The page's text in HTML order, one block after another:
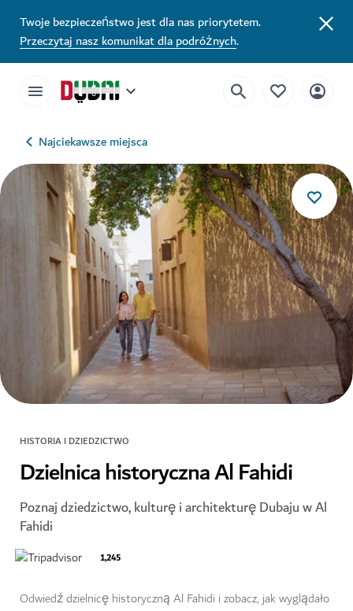
Twoje bezpieczeństwo jest dla nas priorytetem.
Przeczytaj nasz komunikat dla podróżnych.
Najciekawsze miejsca
HISTORIA I DZIEDZICTWO
Dzielnica historyczna Al Fahidi
Poznaj dziedzictwo, kulturę i architekturę Dubaju w Al
Fahidi
1,245
Odwiedź dzielnicę historyczną Al Fahidi i zobacz, jak wyglądało